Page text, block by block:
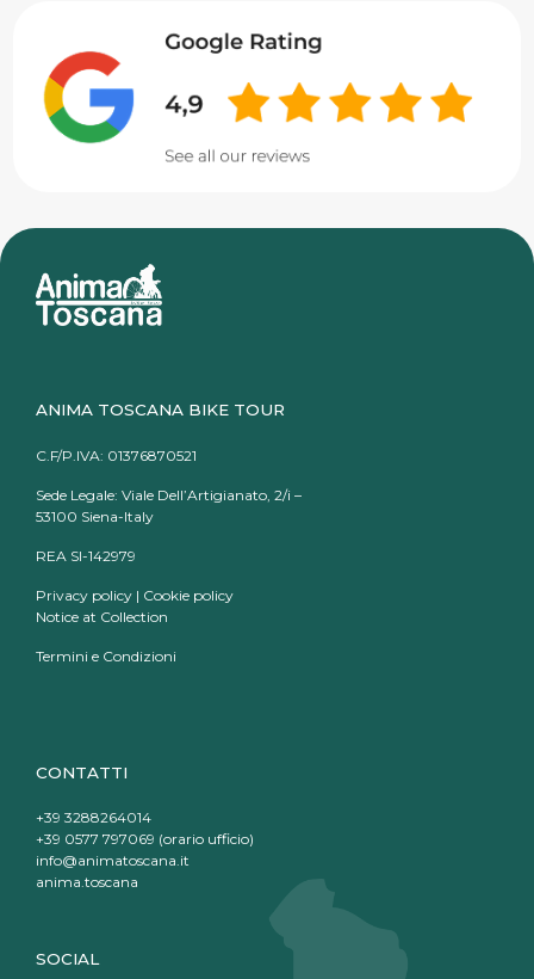
ANIMA TOSCANA BIKE TOUR
C.F/P.IVA: 01376870521
Sede Legale: Viale Dell’Artigianato, 2/i –
53100 Siena-Italy
REA SI-142979
Privacy policy | Cookie policy
Notice at Collection
Termini e Condizioni
CONTATTI
+39 3288264014
+39 0577 797069 (orario ufficio)
info@animatoscana.it
anima.toscana
SOCIAL